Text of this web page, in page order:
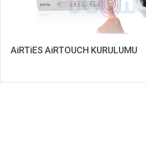
AiRTiES AiRTOUCH KURULUMU